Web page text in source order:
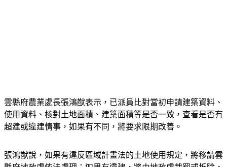
雲縣府農業處長張鴻猷表示，已派員比對當初申請建築資料、
使用資料、核對土地面積、建築面積等是否一致，查看是否有